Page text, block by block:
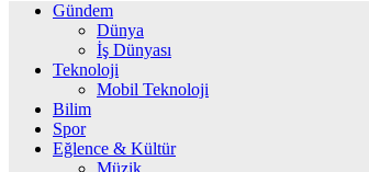
Gündem
Dünya
İş Dünyası
Teknoloji
Mobil Teknoloji
Bilim
Spor
Eğlence & Kültür
Müzik